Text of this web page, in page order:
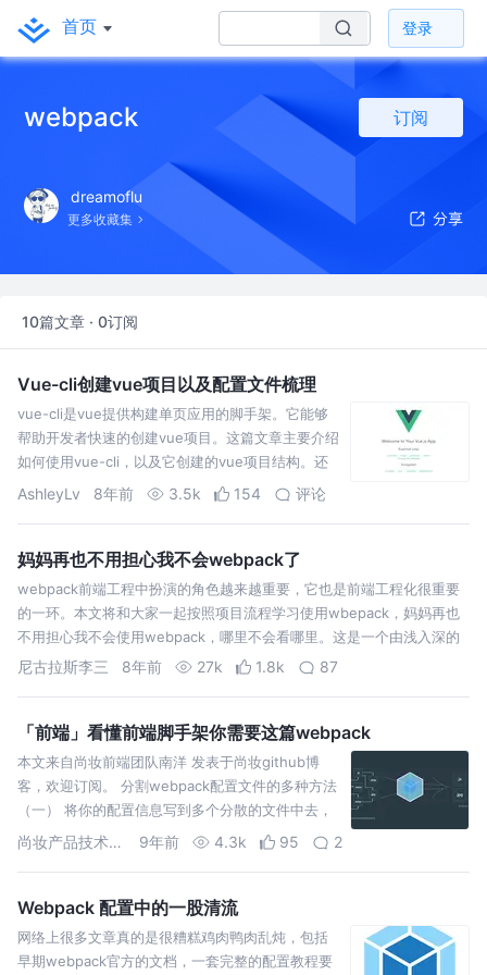
首页 登录
webpack 订阅
dreamoflu
更多收藏集
10篇文章 · 0订阅
Vue-cli创建vue项目以及配置文件梳理
vue-cli是vue提供构建单页应用的脚手架。它能够
帮助开发者快速的创建vue项目。这篇文章主要介绍
如何使用vue-cli，以及它创建的vue项目结构。还
有就是对于build目录下的配置文件进行一些梳理总
AshleyLv 8年前 3.5k 154 评论
妈妈再也不用担心我不会webpack了
webpack前端工程中扮演的角色越来越重要，它也是前端工程化很重要
的一环。本文将和大家一起按照项目流程学习使用wbepack，妈妈再也
不用担心我不会使用webpack，哪里不会看哪里。这是一个由浅入深的
文章。 现在vue、react等脚手架都会自动将开发环境使用的webpac…
尼古拉斯李三 8年前 27k 1.8k 87
「前端」看懂前端脚手架你需要这篇webpack
本文来自尚妆前端团队南洋 发表于尚妆github博
客，欢迎订阅。 分割webpack配置文件的多种方法
（一） 将你的配置信息写到多个分散的文件中去，
然后在执行webpack的时候利用--config参数指定
尚妆产品技术刊读 9年前 4.3k 95 2
Webpack 配置中的一股清流
网络上很多文章真的是很糟糕鸡肉鸭肉乱炖，包括
早期webpack官方的文档，一套完整的配置教程要